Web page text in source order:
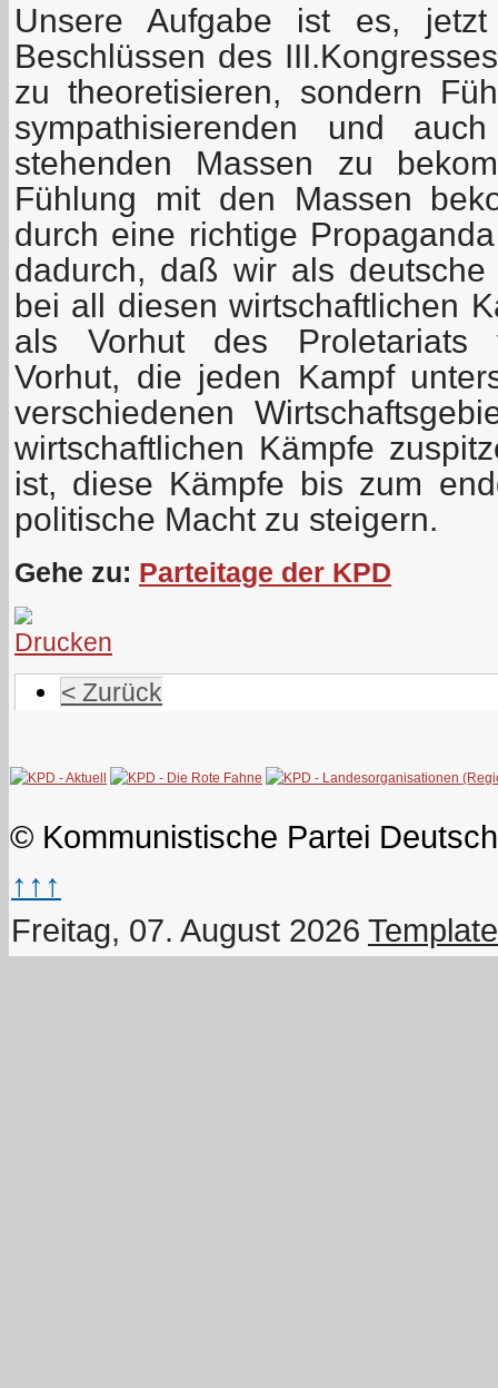
Unsere Aufgabe ist es,
Beschlüssen des
zu theoretisieren, sondern
sympathisierenden und
stehenden Massen zu
Fühlung mit den Massen
durch eine richtige
dadurch, daß wir als deutsche
bei all diesen wirtschaftlichen
als Vorhut des Proletariats
Vorhut, die jeden Kampf
verschiedenen
wirtschaftlichen Kämpfe
ist, diese Kämpfe bis zum
politische Macht zu steigern.
Gehe zu: Parteitage der KPD
< Zurück
© Kommunistische Partei
↑↑↑
Freitag, 07. August 2026